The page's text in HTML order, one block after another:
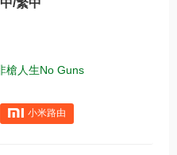
槍人生No Guns
小米路由